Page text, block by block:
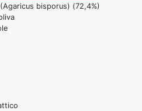
bisporus) (72,4%)